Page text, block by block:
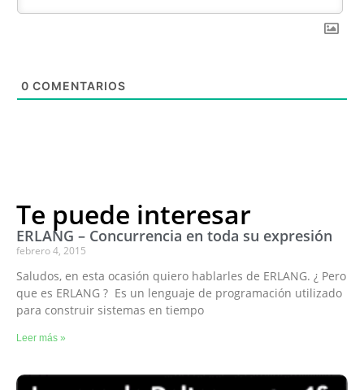
0 COMENTARIOS
Te puede interesar
ERLANG – Concurrencia en toda su expresión
febrero 4, 2015
Saludos, en esta ocasión quiero hablarles de ERLANG. ¿ Pero
que es ERLANG ? Es un lenguaje de programación utilizado
para construir sistemas en tiempo
Leer más »